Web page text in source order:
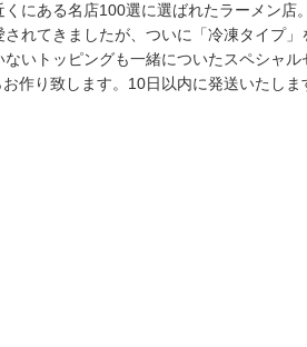
にある名店100選に選ばれたラーメン
れてきましたが、ついに「冷凍タイプ
いトッピングも一緒についたスペシャル
作り致します。10日以内に発送いたし